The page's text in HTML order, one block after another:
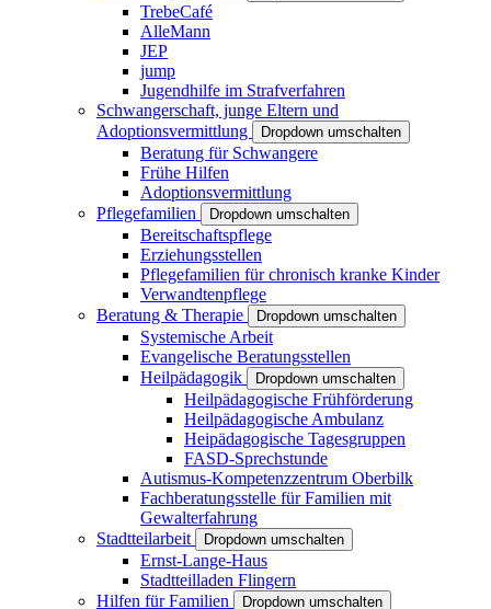
TrebeCafé
AlleMann
JEP
jump
Jugendhilfe im Strafverfahren
Schwangerschaft, junge Eltern und
Adoptionsvermittlung
Dropdown umschalten
Beratung für Schwangere
Frühe Hilfen
Adoptionsvermittlung
Pflegefamilien
Dropdown umschalten
Bereitschaftspflege
Erziehungsstellen
Pflegefamilien für chronisch kranke Kinder
Verwandtenpflege
Beratung & Therapie
Dropdown umschalten
Systemische Arbeit
Evangelische Beratungsstellen
Heilpädagogik
Dropdown umschalten
Heilpädagogische Frühförderung
Heilpädagogische Ambulanz
Heipädagogische Tagesgruppen
FASD-Sprechstunde
Autismus-Kompetenzzentrum Oberbilk
Fachberatungsstelle für Familien mit
Gewalterfahrung
Stadtteilarbeit
Dropdown umschalten
Ernst-Lange-Haus
Stadtteilladen Flingern
Hilfen für Familien
Dropdown umschalten